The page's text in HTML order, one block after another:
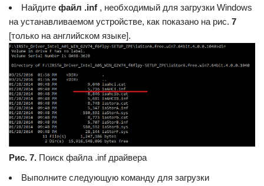
Найдите файл .inf , необходимый для загрузки Windows
на устанавливаемом устройстве, как показано на рис. 7
[только на английском языке].
Рис. 7. Поиск файла .inf драйвера
Выполните следующую команду для загрузки